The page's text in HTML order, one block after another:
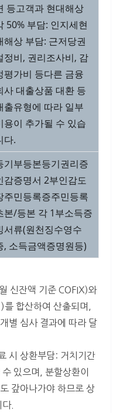
등고객과 현대해상
50% 부담: 인지세현
해상 부담: 근저당권
정비, 권리조사비, 감
평가비 등다른 금융
사 대출상품 대환 등
출유형에 따라 일부
용이 추가될 수 있습
다.
기부등본등기권리증
감증명서 2부인감도
주민등록증주민등록
본/등본 각 1부소득증
서류(원천징수영수
, 소득금액증명원등)
신잔액 기준 COFIX)와
를 합산하여 산출되며,
별 심사 결과에 따라 달
시 상환부담: 거치기간
있으며, 분할상환이
갚아나가야 하므로 상
.